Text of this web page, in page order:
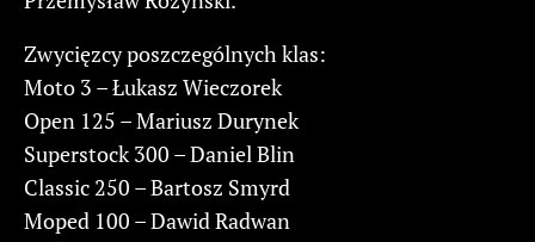
Zwycięzcy poszczególnych klas:
Moto 3 – Łukasz Wieczorek
Open 125 – Mariusz Durynek
Superstock 300 – Daniel Blin
Classic 250 – Bartosz Smyrd
Moped 100 – Dawid Radwan